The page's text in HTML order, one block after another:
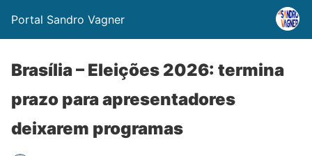
Portal Sandro Vagner
Brasília – Eleições 2026: termina
prazo para apresentadores
deixarem programas